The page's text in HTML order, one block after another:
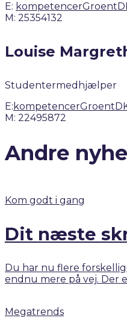
E:
M: 25354132
Louise
Studentermedhjælper
E:
M: 22495872
Andre
Kom godt i gang
Dit næste
Du har nu flere
endnu mere på vej. Der
Megatrends